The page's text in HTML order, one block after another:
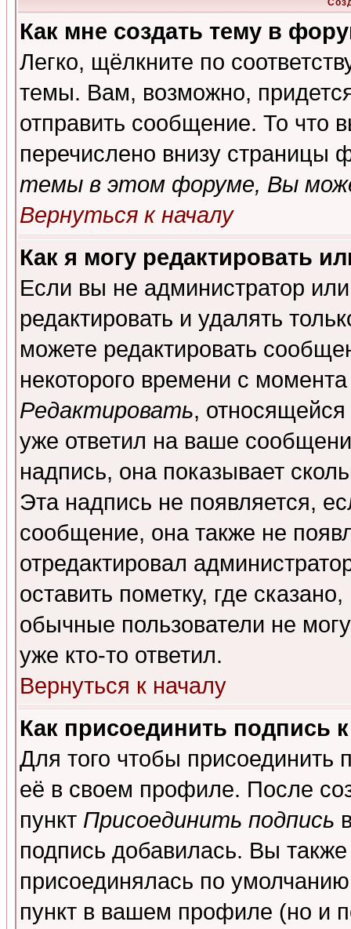
Как мне создать тему в
Легко, щёлкните по
темы. Вам, возможно,
отправить сообщение. То что
перечислено внизу страницы
темы в этом форуме, Вы
Вернуться к началу
Как я могу редактировать
Если вы не администратор
редактировать и удалять
можете редактировать
некоторого времени с
Редактировать,
уже ответил на ваше
надпись, она показывает
Эта надпись не появляется,
сообщение, она также не
отредактировал
оставить пометку, где
обычные пользователи не
уже кто-то ответил.
Вернуться к началу
Как присоединить подпись
Для того чтобы присоединить
её в своем профиле. После
пункт Присоединить подпись
подпись добавилась. Вы
присоединялась по
пункт в вашем профиле (но и